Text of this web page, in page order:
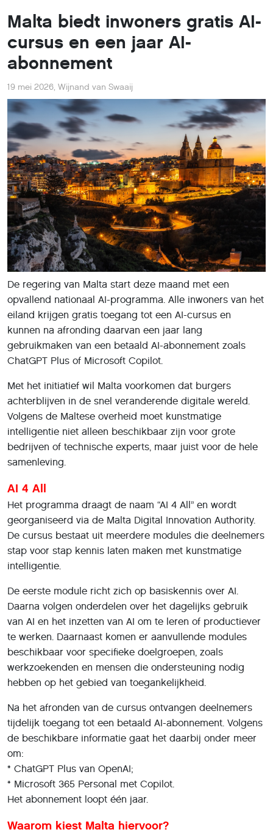
Malta biedt inwoners gratis AI-
cursus en een jaar AI-
abonnement
19 mei 2026, Wijnand van Swaaij
De regering van Malta start deze maand met een
opvallend nationaal AI-programma. Alle inwoners van het
eiland krijgen gratis toegang tot een AI-cursus en
kunnen na afronding daarvan een jaar lang
gebruikmaken van een betaald AI-abonnement zoals
ChatGPT Plus of Microsoft Copilot.
Met het initiatief wil Malta voorkomen dat burgers
achterblijven in de snel veranderende digitale wereld.
Volgens de Maltese overheid moet kunstmatige
intelligentie niet alleen beschikbaar zijn voor grote
bedrijven of technische experts, maar juist voor de hele
samenleving.
AI 4 All
Het programma draagt de naam “AI 4 All” en wordt
georganiseerd via de Malta Digital Innovation Authority.
De cursus bestaat uit meerdere modules die deelnemers
stap voor stap kennis laten maken met kunstmatige
intelligentie.
De eerste module richt zich op basiskennis over AI.
Daarna volgen onderdelen over het dagelijks gebruik
van AI en het inzetten van AI om te leren of productiever
te werken. Daarnaast komen er aanvullende modules
beschikbaar voor specifieke doelgroepen, zoals
werkzoekenden en mensen die ondersteuning nodig
hebben op het gebied van toegankelijkheid.
Na het afronden van de cursus ontvangen deelnemers
tijdelijk toegang tot een betaald AI-abonnement. Volgens
de beschikbare informatie gaat het daarbij onder meer
om:
* ChatGPT Plus van OpenAI;
* Microsoft 365 Personal met Copilot.
Het abonnement loopt één jaar.
Waarom kiest Malta hiervoor?